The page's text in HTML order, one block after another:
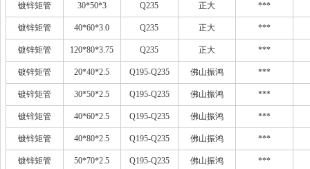
镀锌矩管 30*50*3 Q235 正大 ***
镀锌矩管 40*60*3.0 Q235 正大 ***
镀锌矩管 120*80*3.75 Q235 正大 ***
镀锌矩管 20*40*2.5 Q195-Q235 佛山振鸿 ***
镀锌矩管 30*50*2.5 Q195-Q235 佛山振鸿 ***
镀锌矩管 40*60*2.5 Q195-Q235 佛山振鸿 ***
镀锌矩管 40*80*2.5 Q195-Q235 佛山振鸿 ***
镀锌矩管 50*70*2.5 Q195-Q235 佛山振鸿 ***